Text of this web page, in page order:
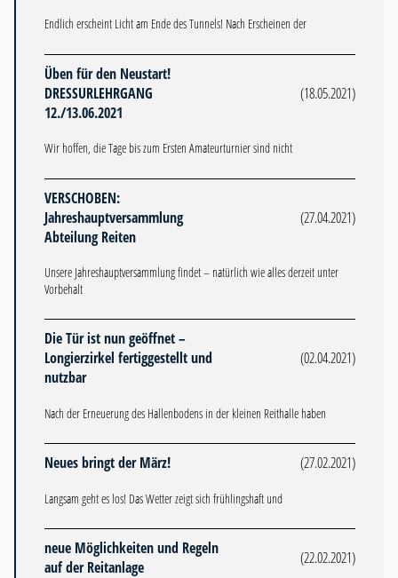
Endlich erscheint Licht am Ende des Tunnels! Nach Erscheinen der
Üben für den Neustart!
DRESSURLEHRGANG
12./13.06.2021
(18.05.2021)
Wir hoffen, die Tage bis zum Ersten Amateurturnier sind nicht
VERSCHOBEN:
Jahreshauptversammlung
Abteilung Reiten
(27.04.2021)
Unsere Jahreshauptversammlung findet – natürlich wie alles derzeit unter
Vorbehalt
Die Tür ist nun geöffnet –
Longierzirkel fertiggestellt und
nutzbar
(02.04.2021)
Nach der Erneuerung des Hallenbodens in der kleinen Reithalle haben
Neues bringt der März! (27.02.2021)
Langsam geht es los! Das Wetter zeigt sich frühlingshaft und
neue Möglichkeiten und Regeln
auf der Reitanlage
(22.02.2021)